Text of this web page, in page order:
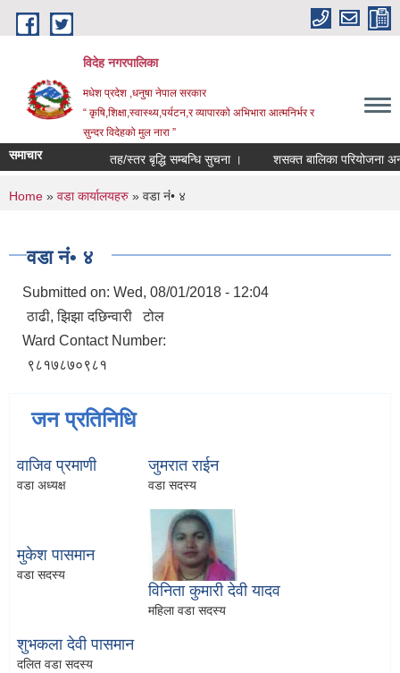
Skip to main content
विदेह नगरपालिका
मधेश प्रदेश ,धनुषा नेपाल सरकार
“ कृषि,शिक्षा,स्वास्थ्य,पर्यटन,र व्यापारको अभिभारा आत्मनिर्भर र
सुन्दर विदेहको मुल नारा ”
समाचार तह/स्तर बृद्धि सम्बन्धि सुचना । शसक्त बालिका परियोजना
You are here
Home » वडा कार्यालयहरु » वडा नंं• ४
वडा नंं• ४
Submitted on: Wed, 08/01/2018 - 12:04
ठाढी, झिझा दछिन्वारी टोल
Ward Contact Number:
९८१७८७०९८१
जन प्रतिनिधि
वाजिव प्रमाणी
वडा अध्यक्ष
जुमरात राईन
वडा सदस्य
मुकेश पासमान
वडा सदस्य
विनिता कुमारी देवी यादव
महिला वडा सदस्य
शुभकला देवी पासमान
दलित वडा सदस्य